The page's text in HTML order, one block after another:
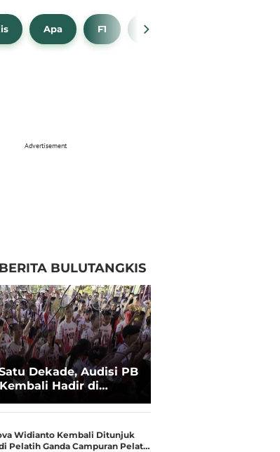
Apa F1 NBA
Advertisement
BULUTANGKIS
Dekade, Audisi PB
Hadir di
Widianto Kembali Ditunjuk
Pelatih Ganda Campuran Pelat…